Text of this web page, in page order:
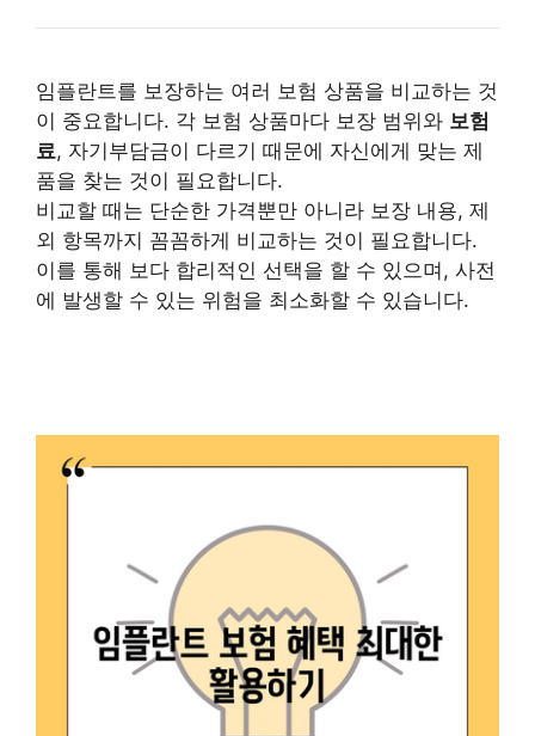
임플란트를 보장하는 여러 보험 상품을 비교하는 것
이 중요합니다. 각 보험 상품마다 보장 범위와 보험
료, 자기부담금이 다르기 때문에 자신에게 맞는 제
품을 찾는 것이 필요합니다.
비교할 때는 단순한 가격뿐만 아니라 보장 내용, 제
외 항목까지 꼼꼼하게 비교하는 것이 필요합니다.
이를 통해 보다 합리적인 선택을 할 수 있으며, 사전
에 발생할 수 있는 위험을 최소화할 수 있습니다.